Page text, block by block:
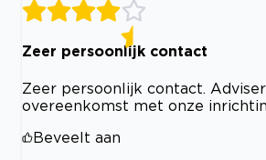
Zeer persoonlijk contact
Zeer persoonlijk contact.
overeenkomst met onze
Beveelt aan